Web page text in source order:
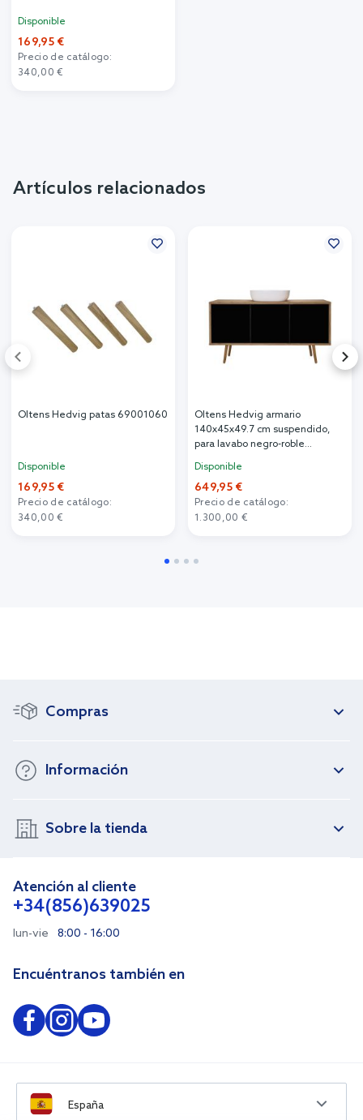
Disponible
169,95 €
Precio de catálogo:
340,00 €
Artículos relacionados
Oltens Hedvig patas 69001060
Disponible
169,95 €
Precio de catálogo:
340,00 €
Oltens Hedvig armario
140x45x49.7 cm suspendido,
para lavabo negro-roble
Disponible
649,95 €
Precio de catálogo:
1.300,00 €
Compras
Información
Sobre la tienda
Atención al cliente
+34(856)639025
lun-vie 8:00 - 16:00
Encuéntranos también en
España